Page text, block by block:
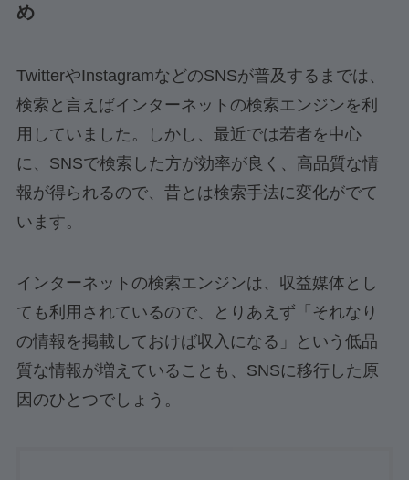
め
TwitterやInstagramなどのSNSが普及するまでは、
検索と言えばインターネットの検索エンジンを利
用していました。しかし、最近では若者を中心
に、SNSで検索した方が効率が良く、高品質な情
報が得られるので、昔とは検索手法に変化がでて
います。
インターネットの検索エンジンは、収益媒体とし
ても利用されているので、とりあえず「それなり
の情報を掲載しておけば収入になる」という低品
質な情報が増えていることも、SNSに移行した原
因のひとつでしょう。